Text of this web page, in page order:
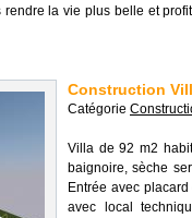
rendre la vie plus belle et
Construction
Catégorie
Villa de 92 m2
baignoire, sèche
Entrée avec
avec local